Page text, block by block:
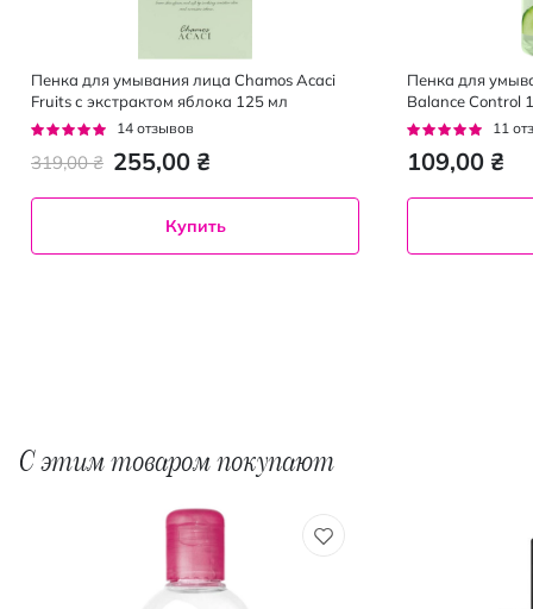
Пенка для умывания лица Chamos Acaci
Fruits с экстрактом яблока 125 мл
Рейтинг:
14 отзывов
255,00 ₴
319,00 ₴
Купить
Пенка для
Balance Control
Рейтинг:
11
109,00 ₴
С этим товаром покупают